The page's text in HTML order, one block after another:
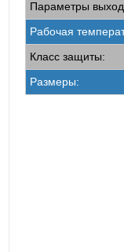
Параметры
Рабочая
Класс защиты:
Размеры: